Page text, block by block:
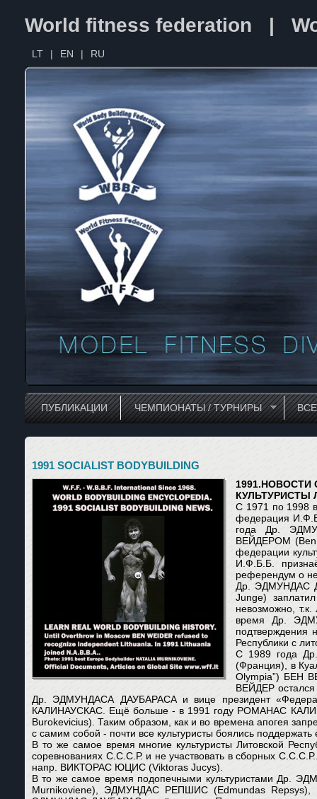
World fitness federation |
LT | EN | RU
ПУБЛИКАЦИИ ЧЕМПИОНАТЫ / ТУРНИРЫ
1991 SOCIALIST BODYBUILDING
КУЛЬТУРИСТЫ
С 1971 по 1998
федерация
года Др.
ВЕЙДЕРОМ (Ben
федерации
И.Ф.Б.Б.
референдум о
Др. ЭДМУНДАС
Junge)
невозможно,
время Др.
подтверждения
Республики с
С 1989 года
(Франция), в
Olympia”) БЕН
ВЕЙДЕР
Др. ЭДМУНДАСА ДАУБАРАСА и вице президент
КАЛИНАУСКАС. Ещё больше - в 1991 году РОМАНАС
Burokevicius). Таким образом, как и во времена апогея
с самим собой - почти все культуристы боялись
В то же самое время многие культуристы Литовской
соревнованиях С.С.С.Р. и не участвовать в сборных
напр. ВИКТОРАС ЮЦИС (Viktoras Jucys).
В то же самое время подопечными культуристами Др.
Murnikoviene), ЭДМУНДАС РЕПШИС (Edmundas